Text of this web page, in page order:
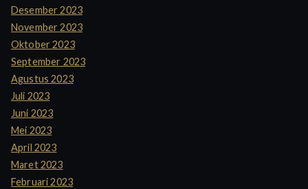
Desember 2023
November 2023
Oktober 2023
September 2023
Agustus 2023
Juli 2023
Juni 2023
Mei 2023
April 2023
Maret 2023
Februari 2023